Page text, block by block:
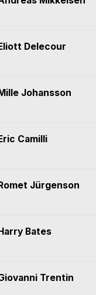
Delecour
Johansson
Camilli
Jürgenson
Bates
Trentin